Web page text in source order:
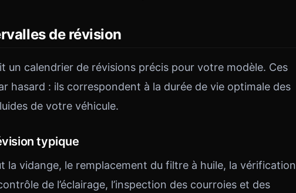
de révision
un calendrier de révisions précis pour votre modèle. Ces
hasard : ils correspondent à la durée de vie optimale des
de votre véhicule.
typique
la vidange, le remplacement du filtre à huile, la vérification
de l’éclairage, l’inspection des courroies et des